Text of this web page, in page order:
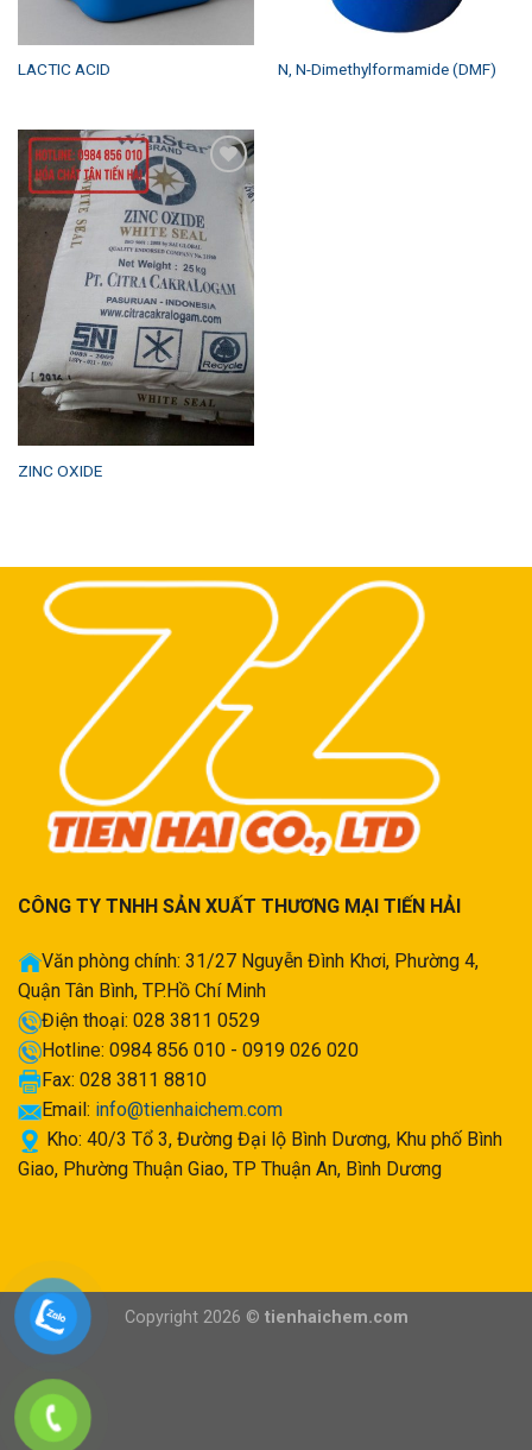
LACTIC ACID N, N-Dimethylformamide (DMF)
Add to
wishlist
ZINC OXIDE
CÔNG TY TNHH SẢN XUẤT THƯƠNG MẠI TIẾN HẢI
Văn phòng chính: 31/27 Nguyễn Đình Khơi, Phường 4,
Quận Tân Bình, TP.Hồ Chí Minh
Điện thoại: 028 3811 0529
Hotline: 0984 856 010 - 0919 026 020
Fax: 028 3811 8810
Email: info@tienhaichem.com
Kho: 40/3 Tổ 3, Đường Đại lộ Bình Dương, Khu phố Bình
Giao, Phường Thuận Giao, TP Thuận An, Bình Dương
Copyright 2026 © tienhaichem.com